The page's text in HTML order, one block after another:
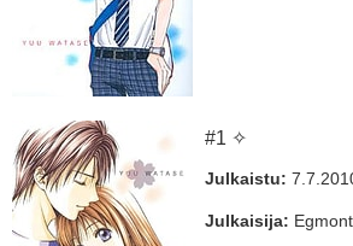
#1 ✧
Julkaistu:
Julkaisija: